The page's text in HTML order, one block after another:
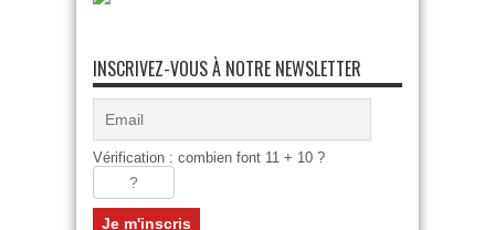
INSCRIVEZ-VOUS À NOTRE NEWSLETTER
Vérification : combien font 11 + 10 ?